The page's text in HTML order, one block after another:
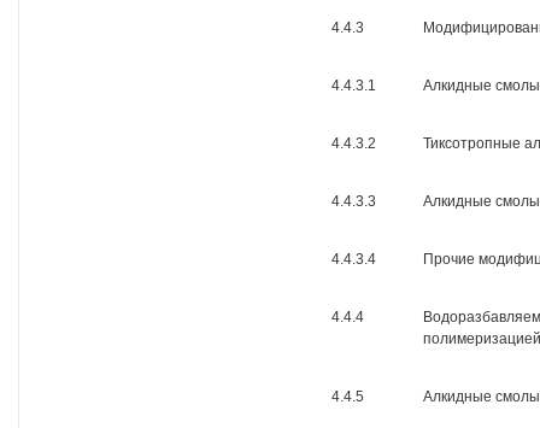
4.4.3
4.4.3.1 Алкидные
4.4.3.2 Тиксотропные
4.4.3.3 Алкидные
4.4.3.4 Прочие
4.4.4
4.4.5 Алкидные